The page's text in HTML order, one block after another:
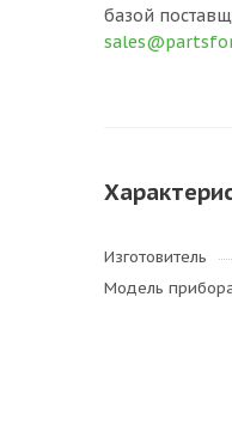
базой
Изготовитель
Модель